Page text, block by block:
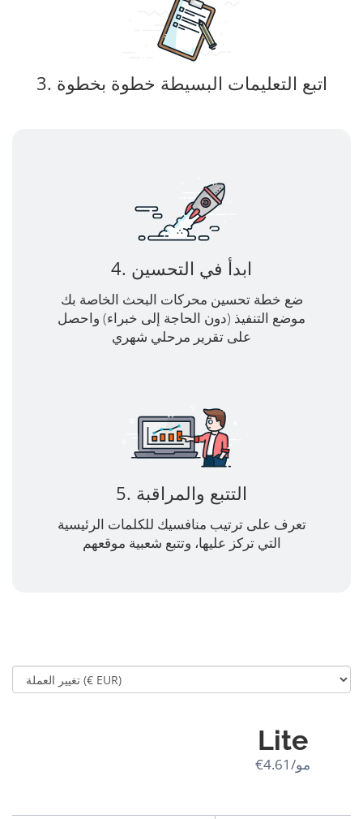
3. اتبع التعليمات البسيطة خطوة بخطوة
4. ابدأ في التحسين
ضع خطة تحسين محركات البحث الخاصة بك
موضع التنفيذ (دون الحاجة إلى خبراء) واحصل
على تقرير مرحلي شهري
5. التتبع والمراقبة
تعرف على ترتيب منافسيك للكلمات الرئيسية
التي تركز عليها، وتتبع شعبية موقعهم
Lite
€4.61/مو